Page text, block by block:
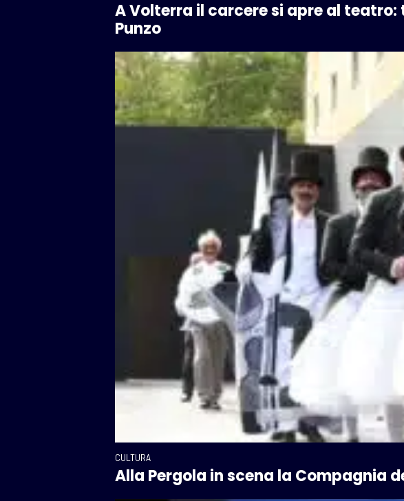
A Volterra il carcere si apre al
Punzo
CULTURA
Alla Pergola in scena la Compagnia